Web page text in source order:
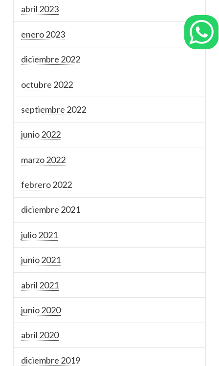
abril 2023
enero 2023
diciembre 2022
octubre 2022
septiembre 2022
junio 2022
marzo 2022
febrero 2022
diciembre 2021
julio 2021
junio 2021
abril 2021
junio 2020
abril 2020
diciembre 2019